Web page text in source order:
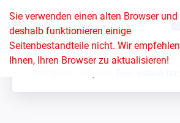
Sie verwenden einen alten Browser und
deshalb funktionieren einige
Seitenbestandteile nicht. Wir empfehlen
Ihnen, Ihren Browser zu aktualisieren!